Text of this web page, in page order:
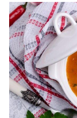
з
а
п
и
с